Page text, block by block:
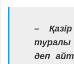
–
туралы
деп